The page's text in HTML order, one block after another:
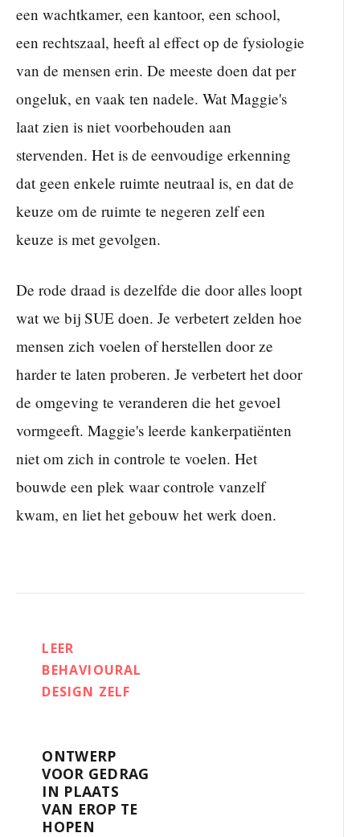
een wachtkamer, een kantoor, een school,
een rechtszaal, heeft al effect op de fysiologie
van de mensen erin. De meeste doen dat per
ongeluk, en vaak ten nadele. Wat Maggie's
laat zien is niet voorbehouden aan
stervenden. Het is de eenvoudige erkenning
dat geen enkele ruimte neutraal is, en dat de
keuze om de ruimte te negeren zelf een
keuze is met gevolgen.
De rode draad is dezelfde die door alles loopt
wat we bij SUE doen. Je verbetert zelden hoe
mensen zich voelen of herstellen door ze
harder te laten proberen. Je verbetert het door
de omgeving te veranderen die het gevoel
vormgeeft. Maggie's leerde kankerpatiënten
niet om zich in controle te voelen. Het
bouwde een plek waar controle vanzelf
kwam, en liet het gebouw het werk doen.
LEER
BEHAVIOURAL
DESIGN ZELF
ONTWERP
VOOR GEDRAG
IN PLAATS
VAN EROP TE
HOPEN